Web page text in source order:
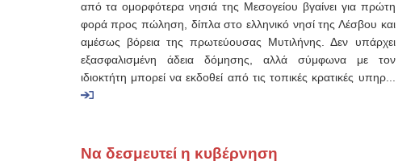
από τα ομορφότερα νησιά της Μεσογείου βγαίνει για πρώτη
φορά προς πώληση, δίπλα στο ελληνικό νησί της Λέσβου και
αμέσως βόρεια της πρωτεύουσας Μυτιλήνης. Δεν υπάρχει
εξασφαλισμένη άδεια δόμησης, αλλά σύμφωνα με τον
ιδιοκτήτη μπορεί να εκδοθεί από τις τοπικές κρατικές υπηρ...
Να δεσμευτεί η κυβέρνηση